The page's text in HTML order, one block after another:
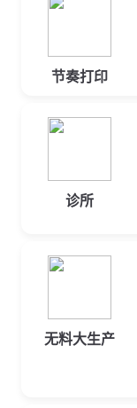
节奏打印
诊所
无料大生产